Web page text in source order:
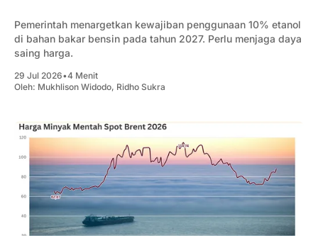
Pemerintah menargetkan kewajiban penggunaan 10% etanol
di bahan bakar bensin pada tahun 2027. Perlu menjaga daya
saing harga.
29 Jul 2026•4 Menit
Oleh: Mukhlison Widodo, Ridho Sukra